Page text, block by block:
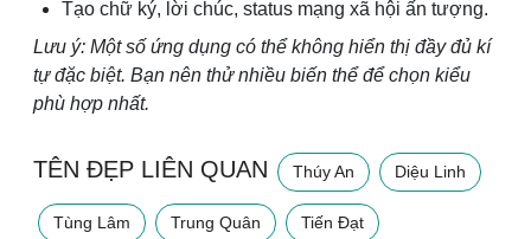
Tạo chữ ký, lời chúc, status mạng xã hội ấn tượng.
Lưu ý: Một số ứng dụng có thể không hiển thị đầy đủ kí
tự đặc biệt. Bạn nên thử nhiều biến thể để chọn kiểu
phù hợp nhất.
TÊN ĐẸP LIÊN QUAN Thúy An Diệu Linh
Tùng Lâm Trung Quân Tiến Đạt